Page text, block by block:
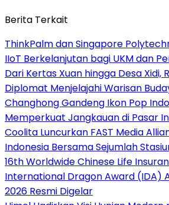
Berita Terkait
ThinkPalm dan Singapore
IIoT Berkelanjutan bagi UKM dan
Dari Kertas Xuan hingga Desa Xidi,
Diplomat Menjelajahi Warisan
Changhong Gandeng Ikon Pop
Memperkuat Jangkauan di Pasar
Coolita Luncurkan FAST Media
Indonesia Bersama Sejumlah
16th Worldwide Chinese Life
International Dragon Award (IDA)
2026 Resmi Digelar